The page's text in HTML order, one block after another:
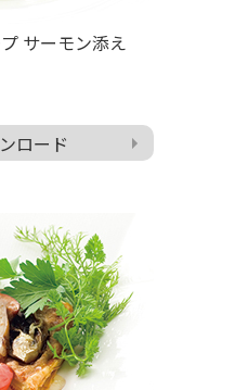
サーモン添え
ロード